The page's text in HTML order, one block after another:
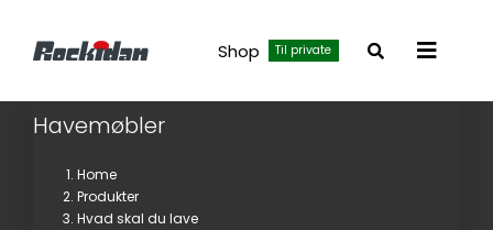
Shop Til private
Toggle
Havemøbler
Home
Produkter
Hvad skal du lave